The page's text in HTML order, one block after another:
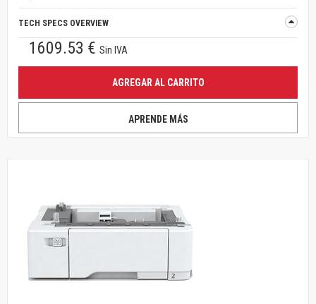
TECH SPECS OVERVIEW
1609.53 € Sin IVA
AGREGAR AL CARRITO
APRENDE MÁS